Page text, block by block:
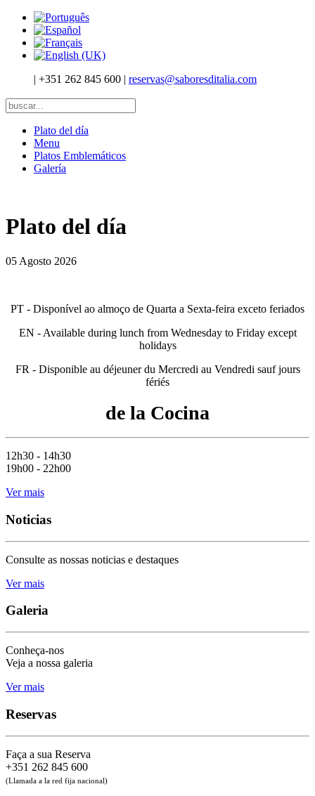
| +351 262 845 600 | reservas@saboresditalia.com
Plato del día
Menu
Platos Emblemáticos
Galería
Plato del día
05 Agosto 2026
PT - Disponível ao almoço de Quarta a Sexta-feira exceto feriados
EN - Available during lunch from Wednesday to Friday except
holidays
FR - Disponible au déjeuner du Mercredi au Vendredi sauf jours
fériés
de la Cocina
12h30 - 14h30
19h00 - 22h00
Ver mais
Noticias
Consulte as nossas noticias e destaques
Ver mais
Galeria
Conheça-nos
Veja a nossa galeria
Ver mais
Reservas
Faça a sua Reserva
+351 262 845 600
(Llamada a la red fija nacional)